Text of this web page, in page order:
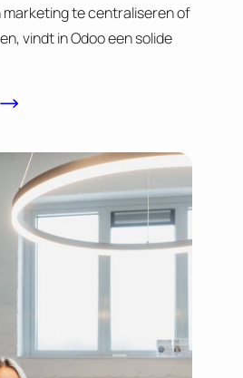
marketing te centraliseren of
vindt in Odoo een solide